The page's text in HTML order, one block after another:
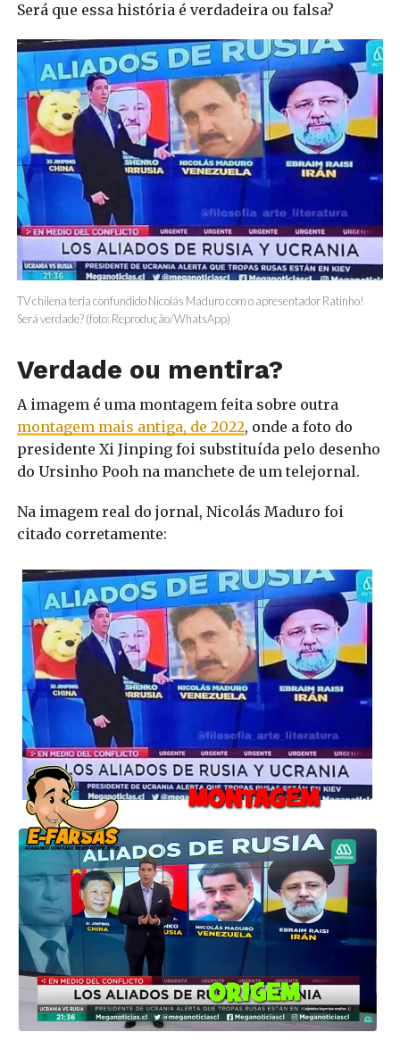
Será que essa história é verdadeira ou falsa?
TV chilena teria confundido Nicolás Maduro com o apresentador Ratinho!
Será verdade? (foto: Reprodução/WhatsApp)
Verdade ou mentira?
A imagem é uma montagem feita sobre outra
montagem mais antiga, de 2022, onde a foto do
presidente Xi Jinping foi substituída pelo desenho
do Ursinho Pooh na manchete de um telejornal.
Na imagem real do jornal, Nicolás Maduro foi
citado corretamente: